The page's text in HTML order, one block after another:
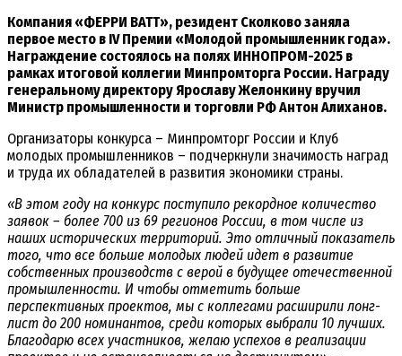
Компания «ФЕРРИ ВATT», резидент Сколково заняла
первое место в IV Премии «Молодой промышленник года».
Награждение состоялось на полях ИННОПРОМ-2025 в
рамках итоговой коллегии Минпромторга России. Награду
генеральному директору Ярославу Желонкину вручил
Министр промышленности и торговли РФ Антон Алиханов.
Организаторы конкурса – Минпромторг России и Клуб
молодых промышленников – подчеркнули значимость наград
и труда их обладателей в развития экономики страны.
«В этом году на конкурс поступило рекордное количество
заявок – более 700 из 69 регионов России, в том числе из
наших исторических территорий. Это отличный показатель
того, что все больше молодых людей идет в развитие
собственных производств с верой в будущее отечественной
промышленности. И чтобы отметить больше
перспективных проектов, мы с коллегами расширили лонг-
лист до 200 номинантов, среди которых выбрали 10 лучших.
Благодарю всех участников, желаю успехов в реализации